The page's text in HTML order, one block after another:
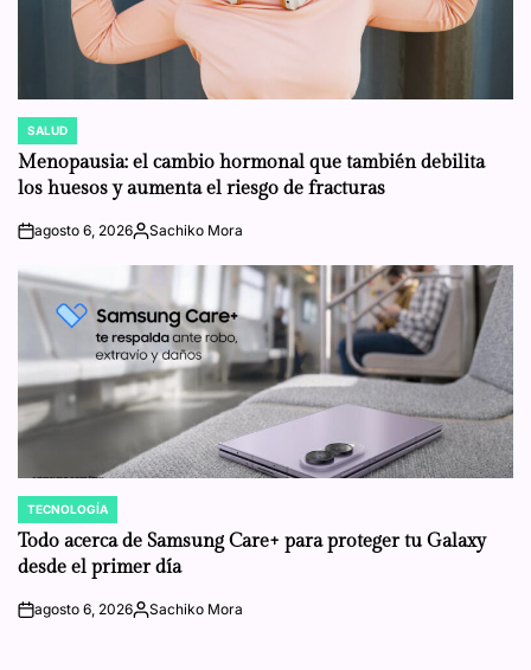
POSTED
IN
SALUD
Menopausia: el cambio hormonal que también debilita
los huesos y aumenta el riesgo de fracturas
onagosto 6, 2026Posted
Sachiko Mora
POSTED
IN
TECNOLOGÍA
Todo acerca de Samsung Care+ para proteger tu Galaxy
desde el primer día
onagosto 6, 2026Posted
Sachiko Mora